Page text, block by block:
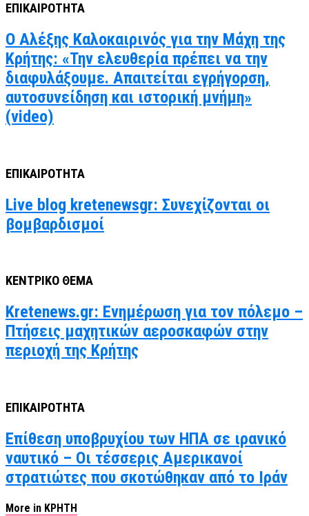
ΕΠΙΚΑΙΡΟΤΗΤΑ
Ο Αλέξης Καλοκαιρινός για την Μάχη της
Κρήτης: «Την ελευθερία πρέπει να την
διαφυλάξουμε. Απαιτείται εγρήγορση,
αυτοσυνείδηση και ιστορική μνήμη»
(video)
ΕΠΙΚΑΙΡΟΤΗΤΑ
Live blog kretenewsgr: Συνεχίζονται οι
βομβαρδισμοί
ΚΕΝΤΡΙΚΟ ΘΕΜΑ
Kretenews.gr: Ενημέρωση για τον πόλεμο –
Πτήσεις μαχητικών αεροσκαφών στην
περιοχή της Κρήτης
ΕΠΙΚΑΙΡΟΤΗΤΑ
Επίθεση υποβρυχίου των ΗΠΑ σε ιρανικό
ναυτικό – Οι τέσσερις Αμερικανοί
στρατιώτες που σκοτώθηκαν από το Ιράν
More in ΚΡΗΤΗ